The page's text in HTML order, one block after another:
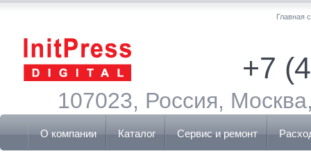
Главная
+7
107023, Россия,
О компании Каталог Сервис и ремонт